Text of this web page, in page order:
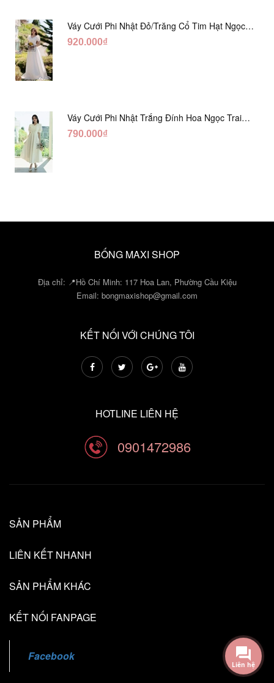
Váy Cưới Phi Nhật Đỏ/Trăng Cổ Tim Hạt Ngọc
DC548
920.000₫
Váy Cưới Phi Nhật Trắng Đính Hoa Ngọc Trai
Lửng DC465
790.000₫
BỐNG MAXI SHOP
Địa chỉ: 📍Hồ Chí Minh: 117 Hoa Lan, Phường Cầu Kiệu
Email: bongmaxishop@gmail.com
KẾT NỐI VỚI CHÚNG TÔI
HOTLINE LIÊN HỆ
0901472986
SẢN PHẨM
LIÊN KẾT NHANH
SẢN PHẨM KHÁC
KẾT NỐI FANPAGE
Facebook
Liên hệ